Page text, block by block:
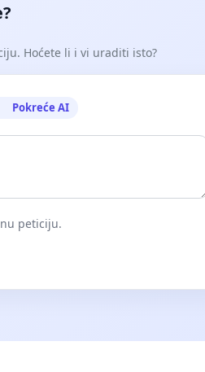
Hoćete li i vi uraditi isto?
Pokreće AI
peticiju.